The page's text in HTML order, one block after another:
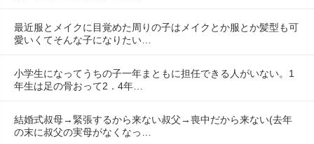
最近服とメイクに目覚めた周りの子はメイクとか服とか髪型も可
愛いくてそんな子になりたい…
小学生になってうちの子一年まともに担任できる人がいない。1
年生は足の骨おって2．4年…
結婚式叔母→緊張するから来ない叔父→喪中だから来ない(去年
の末に叔父の実母がなくなっ…